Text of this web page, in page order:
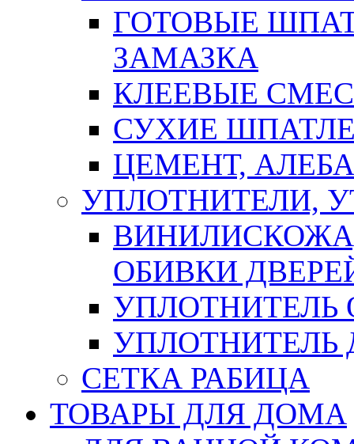
ГОТОВЫЕ
ЗАМАЗКА
КЛЕЕВЫЕ
СУХИЕ
ЦЕМЕНТ,
УПЛОТНИТЕЛИ,
ОБИВКИ
УПЛОТНИТЕЛЬ
СЕТКА РАБИЦА
ТОВАРЫ ДЛЯ ДОМА